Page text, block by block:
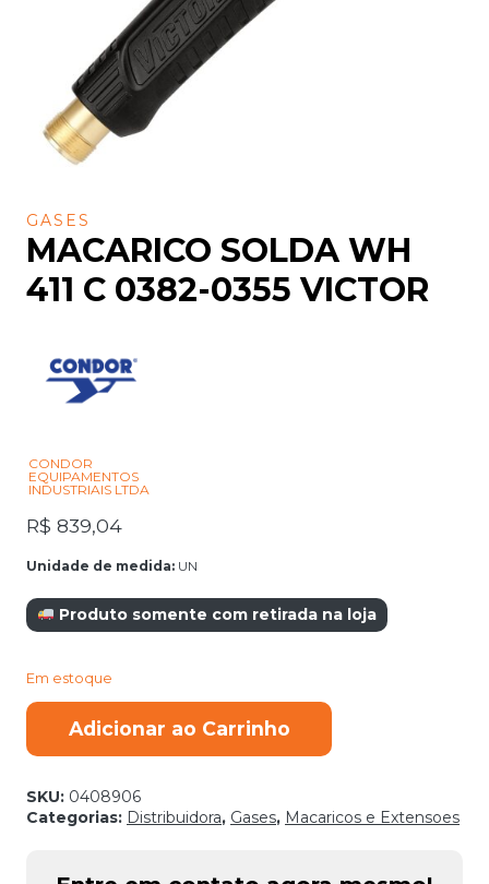
GASES
MACARICO SOLDA WH
411 C 0382-0355 VICTOR
CONDOR
EQUIPAMENTOS
INDUSTRIAIS LTDA
R$ 839,04
Unidade de medida: UN
Produto somente com retirada na loja
Em estoque
MACARICO
SOLDA
WH
C
0382-
quantidade
Adicionar ao Carrinho
SKU: 0408906
Categorias: Distribuidora, Gases, Macaricos e Extensoes